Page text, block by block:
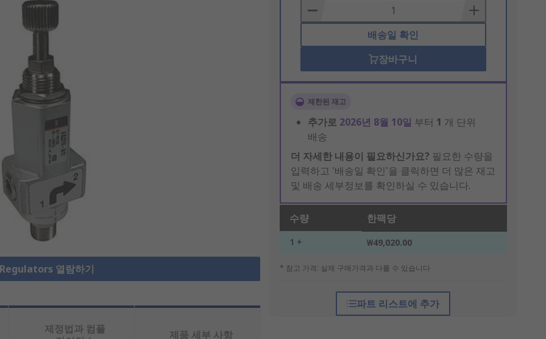
열람하기
Basket
배송일 확인
장바구니
제한된 재고
추가로 2026년 8월 10일 부터 1 개 단위
배송
더 자세한 내용이 필요하신가요? 필요한 수량을
입력하고 '배송일 확인'을 클릭하면 더 많은 재고
및 배송 세부정보를 확인하실 수 있습니다.
수량 한팩당
1 + ₩49,020.00
* 참고 가격: 실제 구매가격과 다를 수 있습니다
파트 리스트에 추가
제정법과 컴플
제품 세부 사항